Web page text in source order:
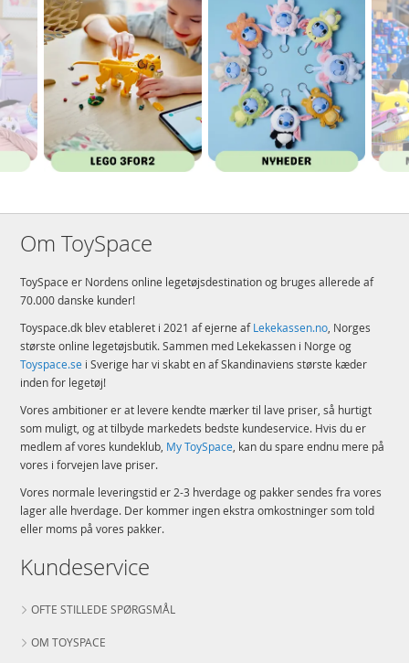
Om ToySpace
ToySpace er Nordens online legetøjsdestination og bruges allerede af
70.000 danske kunder!
Toyspace.dk blev etableret i 2021 af ejerne afLekekassen.no, Norges
største online legetøjsbutik. Sammen med Lekekassen i Norge og
Toyspace.se i Sverige har vi skabt en af Skandinaviens største kæder
inden for legetøj!
Vores ambitioner er at levere kendte mærker til lave priser, så hurtigt
som muligt, og at tilbyde markedets bedste kundeservice. Hvis du er
medlem af vores kundeklub, My ToySpace, kan du spare endnu mere på
vores i forvejen lave priser.
Vores normale leveringstid er 2-3 hverdage og pakker sendes fra vores
lager alle hverdage. Der kommer ingen ekstra omkostninger som told
eller moms på vores pakker.
Kundeservice
OFTE STILLEDE SPØRGSMÅL
OM TOYSPACE